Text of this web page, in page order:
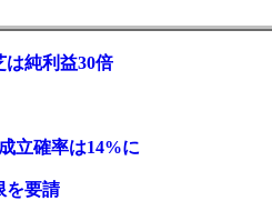
純利益30倍
立確率は14%に
を要請